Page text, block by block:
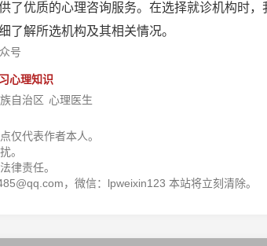
优质的心理咨询服务。在选择就诊机构时，
了解所选机构及其相关情况。
心理知识
自治区 心理医生
仅代表作者本人。
。
律责任。
，微信：lpweixin123 本站将立刻清除。